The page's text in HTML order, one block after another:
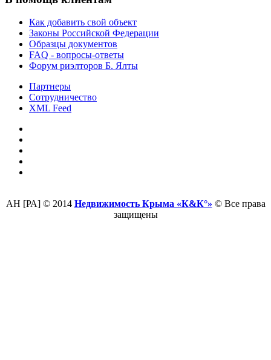
Как добавить свой объект
Законы Российской Федерации
Образцы документов
FAQ - вопросы-ответы
Форум риэлторов Б. Ялты
Партнеры
Сотрудничество
XML Feed
АН [РА] © 2014 Недвижимость Крыма «К&К°» © Все права
защищены